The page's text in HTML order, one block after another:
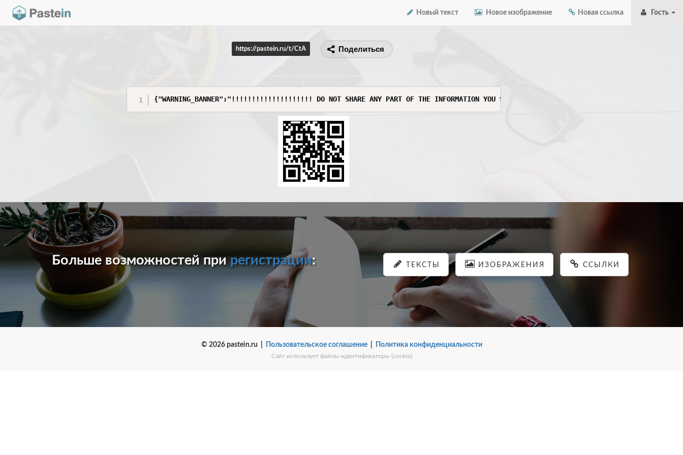
Новый текст Новое изображение Новая ссылка Гость
https://pastein.ru/t/CtA Поделиться
{"WARNING_BANNER":"!!!!!!!!!!!!!!!!!!!! DO NOT SHARE ANY PART OF THE INFORMATION YOU SEE HERE. THIS INFORMATION IS SENSITIVE AND CAN
Больше возможностей прирегистрации: ТЕКСТЫ ИЗОБРАЖЕНИЯ ССЫЛКИ
© 2026 pastein.ru | Пользовательское соглашение| Политика конфиденциальности
Сайт использует файлы-идентификаторы (cookie)